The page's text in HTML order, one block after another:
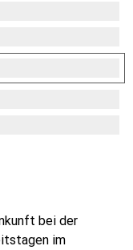
bei der
im